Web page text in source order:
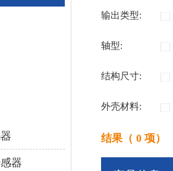
器
输出类型:
轴型:
结构尺寸:
外壳材料:
结果（ 0 项）